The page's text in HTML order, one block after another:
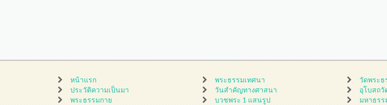
หน้าแรก
ประวัติความเป็นมา
พระธรรมกาย
พระธรรมเทศนา
วันสำคัญทางศาสนา
บวชพระ 1 แสนรูป
วัดพระธ
อุโบสถวั
มหาธรร